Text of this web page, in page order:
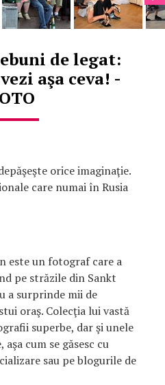
de legat:
aşa ceva! -
orice imaginaţie.
care numai în Rusia
este un fotograf care a
pe străzile din Sankt
a surprinde mii de
oraş. Colecţia lui vastă
superbe, dar şi unele
cum se găsesc cu
sau pe blogurile de